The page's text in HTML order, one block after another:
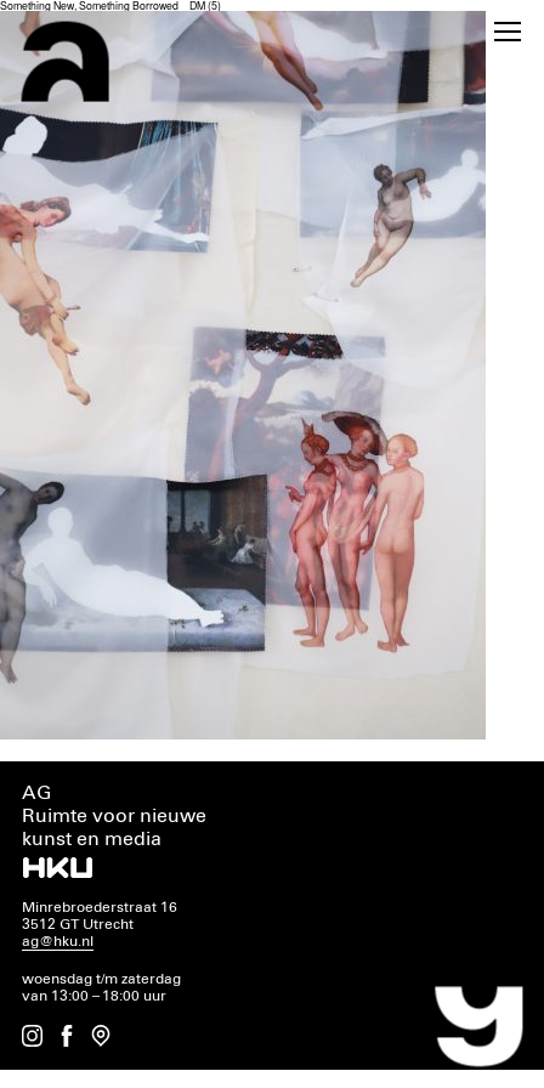
Something New, Something Borrowed _ DM (5)
AG
Ruimte voor nieuwe
kunst en media
Minrebroederstraat 16
3512 GT Utrecht
ag@hku.nl
woensdag t/m zaterdag
van 13:00 – 18:00 uur